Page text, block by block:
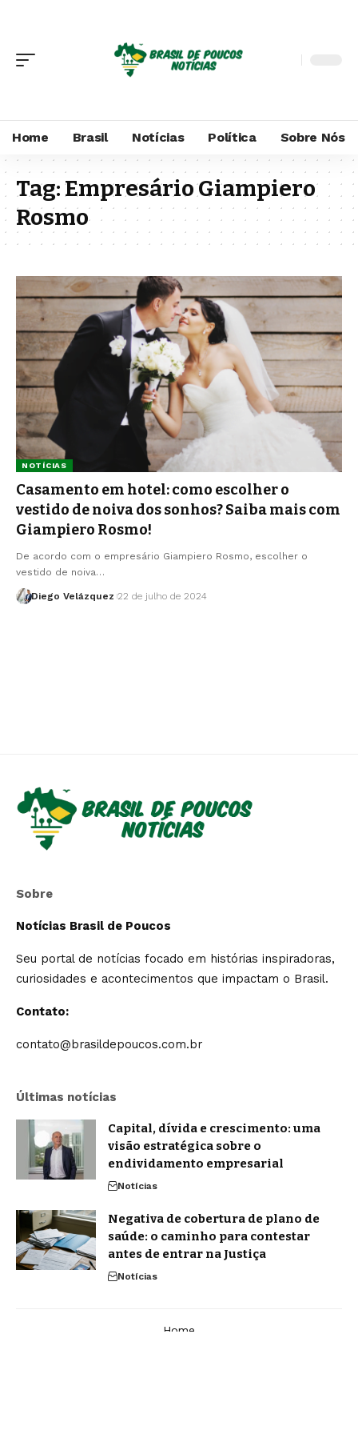
Home Brasil Notícias Política Sobre Nós
Tag:Empresário Giampiero
Rosmo
NOTÍCIAS
Casamento em hotel: como escolher o
vestido de noiva dos sonhos? Saiba mais com
Giampiero Rosmo!
De acordo com o empresário Giampiero Rosmo, escolher o
vestido de noiva…
Diego Velázquez 22 de julho de 2024
Sobre
Notícias Brasil de Poucos
Seu portal de notícias focado em histórias inspiradoras,
curiosidades e acontecimentos que impactam o Brasil.
Contato:
contato@brasildepoucos.com.br
Últimas notícias
Capital, dívida e crescimento: uma
visão estratégica sobre o
endividamento empresarial
Notícias
Negativa de cobertura de plano de
saúde: o caminho para contestar
antes de entrar na Justiça
Notícias
Home